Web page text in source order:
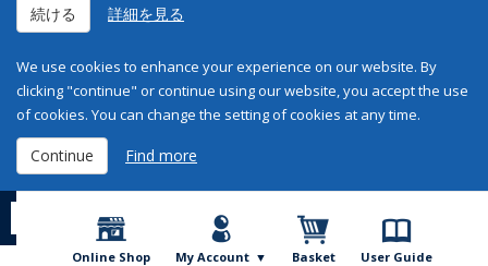
続ける 詳細を見る
We use cookies to enhance your experience on our website. By
clicking "continue" or continue using our website, you accept the use
of cookies. You can change the setting of cookies at any time.
Continue Find more
日本語 English
Online Shop My Account Basket User Guide